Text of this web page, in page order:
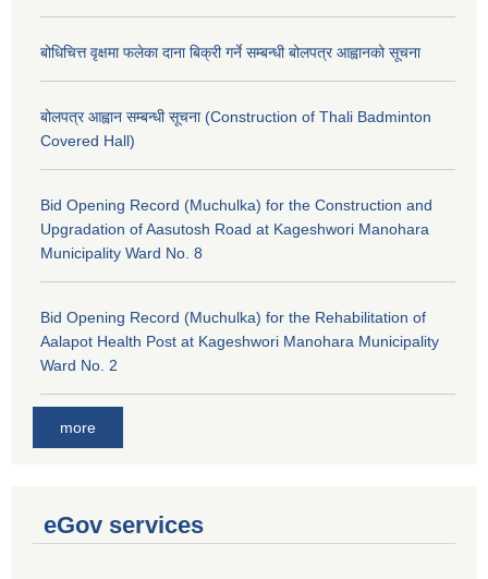
बोधिचित्त वृक्षमा फलेका दाना बिक्री गर्ने सम्बन्धी बोलपत्र आह्वानको सूचना
बोलपत्र आह्वान सम्बन्धी सूचना (Construction of Thali Badminton
Covered Hall)
Bid Opening Record (Muchulka) for the Construction and
Upgradation of Aasutosh Road at Kageshwori Manohara
Municipality Ward No. 8
Bid Opening Record (Muchulka) for the Rehabilitation of
Aalapot Health Post at Kageshwori Manohara Municipality
Ward No. 2
more
eGov services